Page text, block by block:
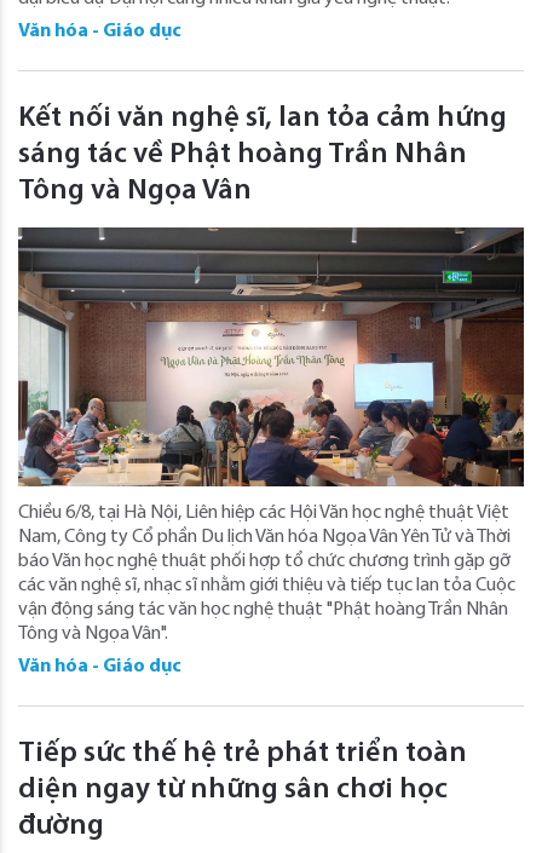
Văn hóa - Giáo dục
Kết nối văn nghệ sĩ, lan tỏa cảm hứng
sáng tác về Phật hoàng Trần Nhân
Tông và Ngọa Vân
Chiều 6/8, tại Hà Nội, Liên hiệp các Hội Văn học nghệ thuật Việt
Nam, Công ty Cổ phần Du lịch Văn hóa Ngọa Vân Yên Tử và Thời
báo Văn học nghệ thuật phối hợp tổ chức chương trình gặp gỡ
các văn nghệ sĩ, nhạc sĩ nhằm giới thiệu và tiếp tục lan tỏa Cuộc
vận động sáng tác văn học nghệ thuật "Phật hoàng Trần Nhân
Tông và Ngọa Vân".
Văn hóa - Giáo dục
Tiếp sức thế hệ trẻ phát triển toàn
diện ngay từ những sân chơi học
đường